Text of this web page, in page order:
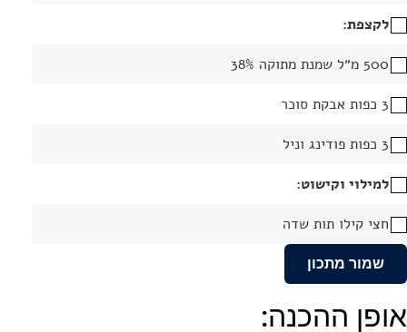
לקצפת:
500 מ״ל שמנת מתוקה 38%
3 כפות אבקת סוכר
3 כפות פודינג וניל
למילוי וקישוט:
חצי קילו תות שדה
שמור מתכון
אופן ההכנה: